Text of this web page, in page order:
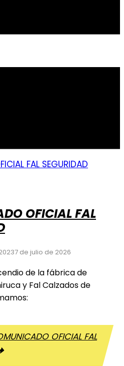
OFICIAL FAL
7 de julio de 2026
de la fábrica de
y Fal Calzados de
OFICIAL FAL